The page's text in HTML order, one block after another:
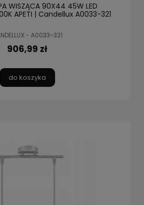
WISZĄCA 90X44 45W LED
APETI | Candellux A0033-321
- A0033-321
906,99 zł
do koszyka